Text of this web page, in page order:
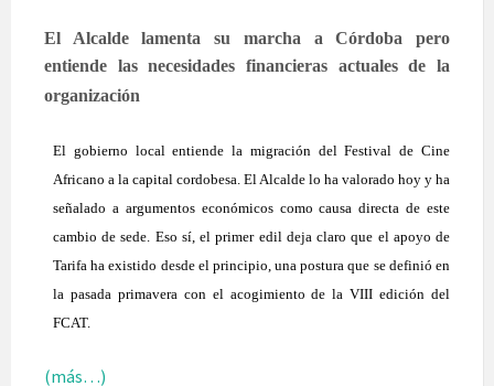
El Alcalde lamenta su marcha a Córdoba pero
entiende las necesidades financieras actuales de la
organización
El gobierno local entiende la migración del Festival de Cine
Africano a la capital cordobesa. El Alcalde lo ha valorado hoy y ha
señalado a argumentos económicos como causa directa de este
cambio de sede. Eso sí, el primer edil deja claro que el apoyo de
Tarifa ha existido desde el principio, una postura que se definió en
la pasada primavera con el acogimiento de la VIII edición del
FCAT.
(más…)